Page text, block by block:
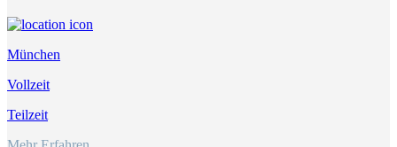
München
Vollzeit
Teilzeit